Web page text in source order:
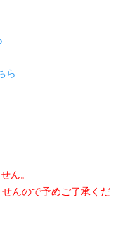
ら
ん。
んので予めご了承くだ